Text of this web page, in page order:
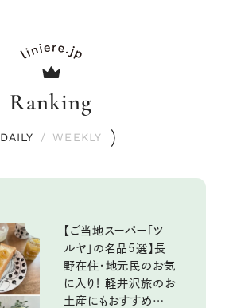
Ranking
DAILY / WEEKLY
【ご当地スーパー「ツ
ルヤ」の名品5選】長
野在住・地元民のお気
に入り！ 軽井沢旅のお
土産にもおすすめのお